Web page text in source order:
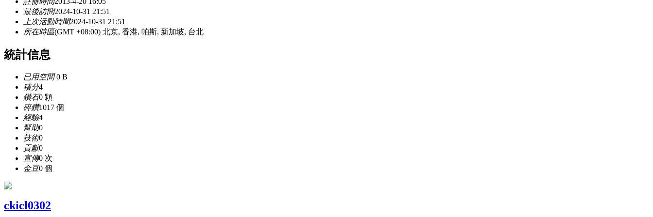
最後訪問2024-10-31 21:51
上次活動時間2024-10-31 21:51
所在時區(GMT +08:00) 北京, 香港, 帕斯, 新加坡, 台北
統計信息
已用空間0 B
積分4
鑽石0 顆
碎鑽1017 個
經驗4
幫助0
技術0
貢獻0
宣傳0 次
金豆0 個
ckicl0302